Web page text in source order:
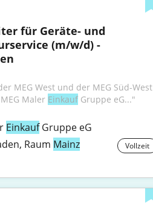
für Geräte- und
(m/w/d) -
MEG West und der MEG Süd-West
Maler Einkauf Gruppe eG..."
Einkauf Gruppe eG
Raum Mainz Vollzeit